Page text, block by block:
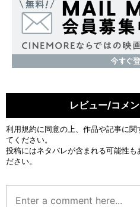
レビュー/コメ
利用規約に同意の上、作品や記事に
てください。
投稿にはネタバレが含まれる可能性も
ださい。